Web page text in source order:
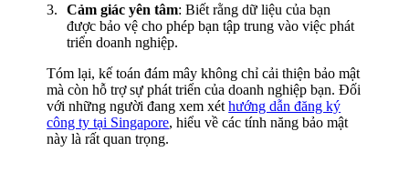
Cảm giác yên tâm: Biết rằng dữ liệu của bạn
được bảo vệ cho phép bạn tập trung vào việc phát
triển doanh nghiệp.
Tóm lại, kế toán đám mây không chỉ cải thiện bảo mật
mà còn hỗ trợ sự phát triển của doanh nghiệp bạn. Đối
với những người đang xem xéthướng dẫn đăng ký
công ty tại Singapore, hiểu về các tính năng bảo mật
này là rất quan trọng.